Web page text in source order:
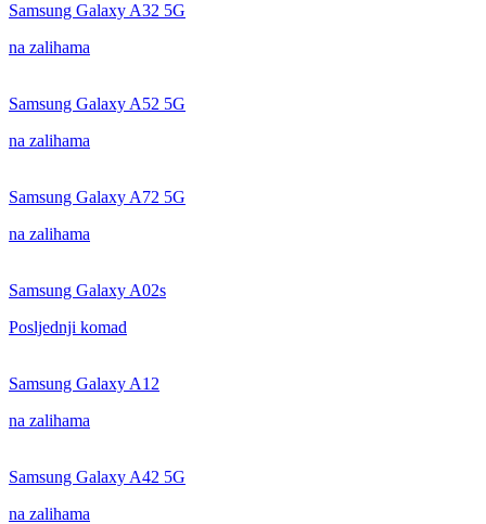
Samsung Galaxy A32 5G
na zalihama
Samsung Galaxy A52 5G
na zalihama
Samsung Galaxy A72 5G
na zalihama
Samsung Galaxy A02s
Posljednji komad
Samsung Galaxy A12
na zalihama
Samsung Galaxy A42 5G
na zalihama